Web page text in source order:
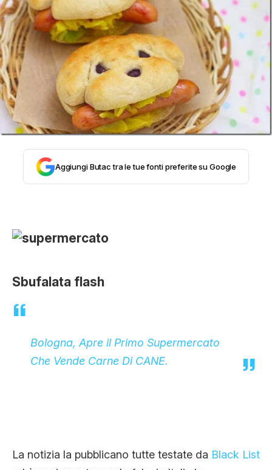
STORIA E CITAZIONI
INTRATTENIMENTO
COMPLOTTI, LEGGENDE URBANE ED
EVERGREEN
TRUFFE E SOCIAL NETWORK
CLIMA ED ENERGIA
Aggiungi Butac tra le tue fonti preferite su Google
Sbufalata flash
Bologna, Apre il Primo Supermercato
Che Vende Carne Di CANE.
La notizia la pubblicano tutte testate da Black List